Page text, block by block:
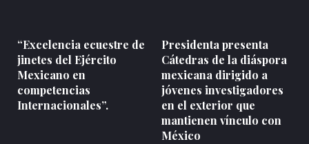
“Excelencia ecuestre de
jinetes del Ejército
Mexicano en
competencias
Internacionales”.
Presidenta presenta
Cátedras de la diáspora
mexicana dirigido a
jóvenes investigadores
en el exterior que
mantienen vínculo con
México